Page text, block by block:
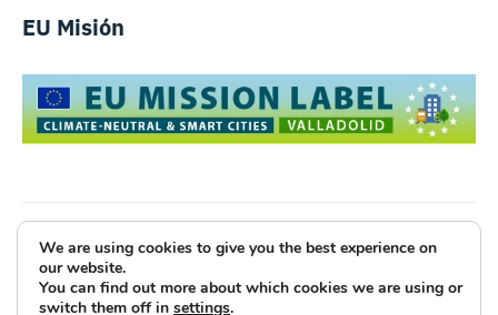
EU Misión
Luce Innovative Technologies
Aviso Legal
Política de Privacidad Cookies
We are using cookies to give you the best experience on
our website.
You can find out more about which cookies we are using or
switch them off in settings.